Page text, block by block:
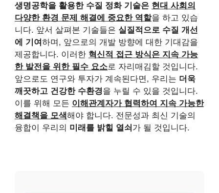
생명공학을 활용한 수질 정화 기술은 현대 사회의
다양한 환경 문제 해결에 중요한 역할을 하고 있습
니다. 앞서 살펴본 기술들은 실질적으로 수질 개선
에 기여 하며, 앞으로의 개발 방향에 대한 기대감을
제공합니다. 이러한 혁신적 접근 방식은 지속 가능
한 발전을 위한 필수 요소로 자리매김할 것입니다.
앞으로도 연구와 투자가 계속된다면, 우리는 더욱
깨끗하고 건강한 수환경을 누릴 수 있을 것입니다.
이를 위해 모든 이해관계자가 협력하여 지속 가능한
해결책을 모색해야 합니다. 전문성과 최신 기술의
융합이 우리의 미래를 밝힐 열쇠 가 될 것입니다.